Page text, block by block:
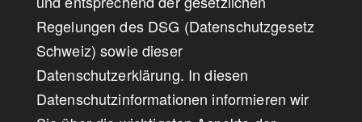
Regelungen des DSG (Datenschutzgesetz
Schweiz) sowie dieser
Datenschutzerklärung. In diesen
Datenschutzinformationen informieren wir